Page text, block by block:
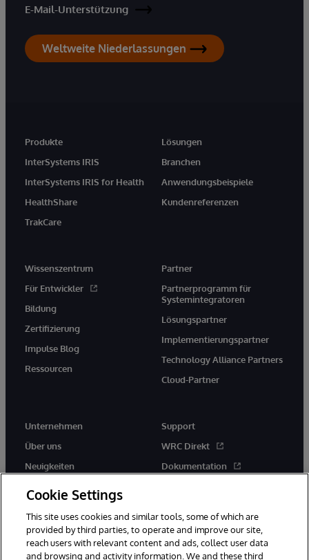
E-Mail-Unterstützung
Weltweite Niederlassungen
Produkte
InterSystems IRIS
InterSystems IRIS for Health
HealthShare
TrakCare
Lösungen
Branchen
Anwendungsbeispiele
Kundenreferenzen
Wissenszentrum
Für Entwickler
Bildung
Zertifizierung
Impulse Blog
Ressourcen
Partner
Partnerprogramm für
Systemintegratoren
Lösungspartner
Implementierungspartner
Technology Alliance Partners
Cloud-Partner
Unternehmen
Über uns
Neuigkeiten
Support
WRC Direkt
Dokumentation
Cookie Settings
This site uses cookies and similar tools, some of which are
provided by third parties, to operate and improve our site,
reach users with relevant content and ads, collect user data
and browsing and activity information. We and these third